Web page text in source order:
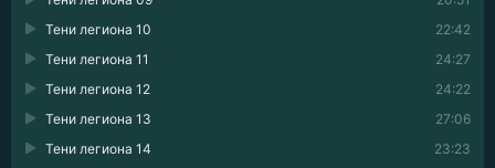
22:42
Тени легиона 10
24:27
Тени легиона 11
24:22
Тени легиона 12
27:06
Тени легиона 13
23:23
Тени легиона 14